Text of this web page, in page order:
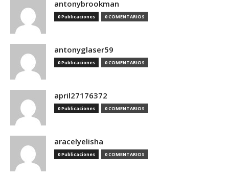
antonybrookman
0 Publicaciones 0 COMENTARIOS
antonyglaser59
0 Publicaciones 0 COMENTARIOS
april27176372
0 Publicaciones 0 COMENTARIOS
aracelyelisha
0 Publicaciones 0 COMENTARIOS